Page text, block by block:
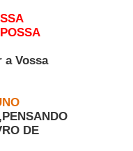
Vossa
DE